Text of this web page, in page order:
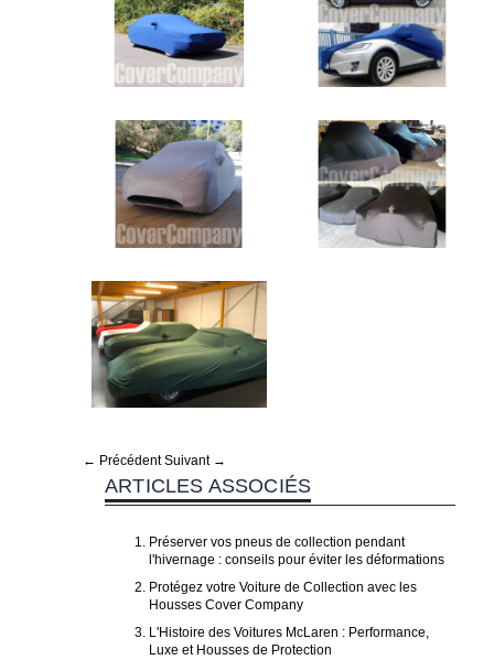
← Précédent Suivant →
ARTICLES ASSOCIÉS
Préserver vos pneus de collection pendant
l'hivernage : conseils pour éviter les déformations
Protégez votre Voiture de Collection avec les
Housses Cover Company
L'Histoire des Voitures McLaren : Performance,
Luxe et Housses de Protection